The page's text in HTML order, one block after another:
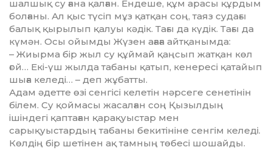
шалшық су ғана қалған. Ендеше, құм арасы құрдым
бол­ғаны. Ал қыс түсіп мұз қатқан соң, таяз судағы
балық қырылып қалуы кәдік. Тағы да күдік. Тағы да
кү­мән. Осы ойымды Жүзен ағаға айт­қанымда:
– Жиырма бір жыл су құймай қаңсып жатқан көл
ғой… Екі-үш жылда табаны қатып, кенересі қатайып
шыға келеді… – деп жұбатты.
Адам әдетте өзі сенгісі келетін нәрсеге сенетінін
білем. Су қой­масы жасалған соң Қызылдың
ішіндегі қаптаған қарақуыстар мен
сарықуыстардың табаны бекитініне сенгім келеді.
Көлдің бір шетінен ақ тамның төбесі шошайды.